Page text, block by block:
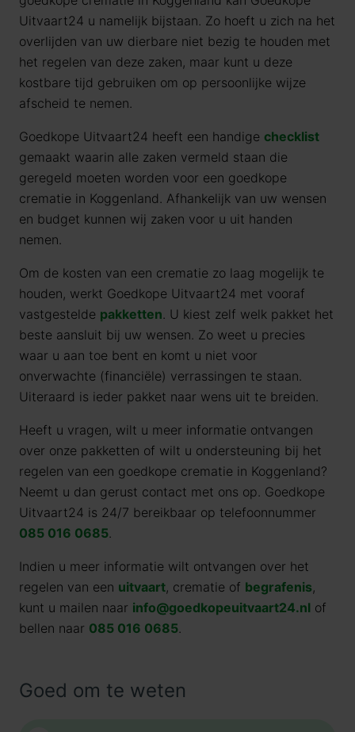
Uitvaart24 u namelijk bijstaan. Zo hoeft u zich na het
overlijden van uw dierbare niet bezig te houden met
het regelen van deze zaken, maar kunt u deze
kostbare tijd gebruiken om op persoonlijke wijze
afscheid te nemen.
Goedkope Uitvaart24 heeft een handige checklist
gemaakt waarin alle zaken vermeld staan die
geregeld moeten worden voor een goedkope
crematie in Koggenland. Afhankelijk van uw wensen
en budget kunnen wij zaken voor u uit handen
nemen.
Om de kosten van een crematie zo laag mogelijk te
houden, werkt Goedkope Uitvaart24 met vooraf
vastgestelde pakketten. U kiest zelf welk pakket het
beste aansluit bij uw wensen. Zo weet u precies
waar u aan toe bent en komt u niet voor
onverwachte (financiële) verrassingen te staan.
Uiteraard is ieder pakket naar wens uit te breiden.
Heeft u vragen, wilt u meer informatie ontvangen
over onze pakketten of wilt u ondersteuning bij het
regelen van een goedkope crematie in Koggenland?
Neemt u dan gerust contact met ons op. Goedkope
Uitvaart24 is 24/7 bereikbaar op telefoonnummer
085 016 0685.
Indien u meer informatie wilt ontvangen over het
regelen van een uitvaart, crematie of begrafenis,
kunt u mailen naar info@goedkopeuitvaart24.nl of
bellen naar 085 016 0685.
Goed om te weten